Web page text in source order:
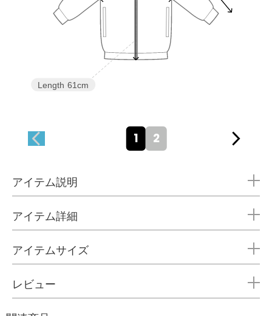
Length 61cm
1 2
アイテム説明
アイテム詳細
アイテムサイズ
レビュー